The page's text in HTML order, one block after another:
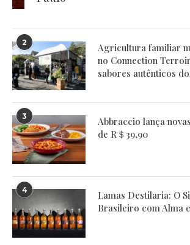
2
Agricultura familiar
no Connection
sabores autênticos do
3
Abbraccio lança
de R＄39,90
4
Lamas Destilaria: O
Brasileiro com Alma